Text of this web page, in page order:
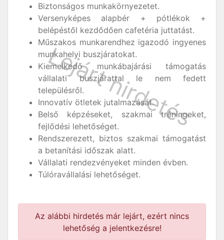
Biztonságos munkakörnyezetet.
Versenyképes alapbér + pótlékok +
belépéstől kezdődően cafetéria juttatást.
Műszakos munkarendhez igazodó ingyenes
munkahelyi buszjáratokat.
Kiemelkedő munkábajárási támogatás
vállalati buszjárattal le nem fedett
településről.
Innovatív ötletek jutalmazását.
Belső képzéseket, szakmai tréningeket,
fejlődési lehetőséget.
Rendszerezett, biztos szakmai támogatást
a betanítási időszak alatt.
Vállalati rendezvényeket minden évben.
Túlóravállalási lehetőséget.
Az alábbi hirdetés már lejárt, ezért nincs
lehetőség a jelentkezésre!